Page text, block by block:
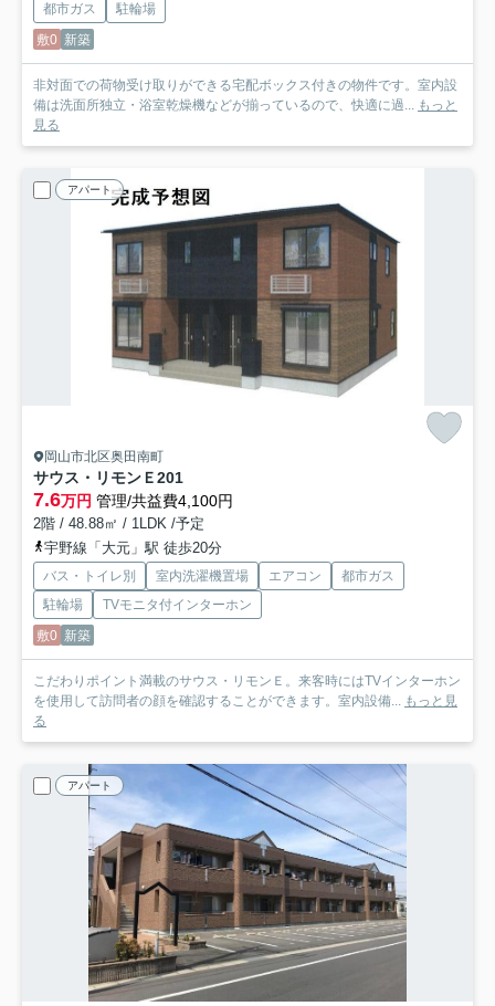
都市ガス
駐輪場
敷0 新築
非対面での荷物受け取りができる宅配ボックス付きの物件です。室内設
備は洗面所独立・浴室乾燥機などが揃っているので、快適に過... もっと
見る
アパート
岡山市北区奥田南町
サウス・リモンＥ201
7.6万円 管理/共益費4,100円
2階 / 48.88㎡ / 1LDK /予定
宇野線「大元」駅 徒歩20分
バス・トイレ別 室内洗濯機置場 エアコン
都市ガス
駐輪場
TVモニタ付インターホン
敷0 新築
こだわりポイント満載のサウス・リモンＥ。来客時にはTVインターホン
を使用して訪問者の顔を確認することができます。室内設備... もっと見
る
アパート